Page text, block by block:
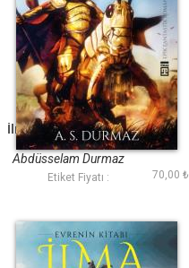
İlma II - Lanetli Duvar
Abdüsselam Durmaz
Etiket Fiyatı : 70,00 ₺